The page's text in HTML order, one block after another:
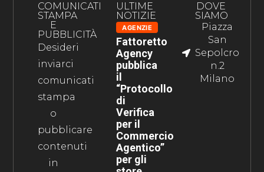
COMUNICATI
STAMPA
E
PUBBLICITÀ
Desideri
inviarci
comunicati
stampa
o
pubblicare
contenuti
in
ULTIME
NOTIZIE
AGENZIE
Fattoretto
Agency
pubblica
il
“Protocollo
di
Verifica
per il
Commercio
Agentico”
per gli
DOVE
SIAMO
Piazza
San
Sepolcro
n.2
Milano